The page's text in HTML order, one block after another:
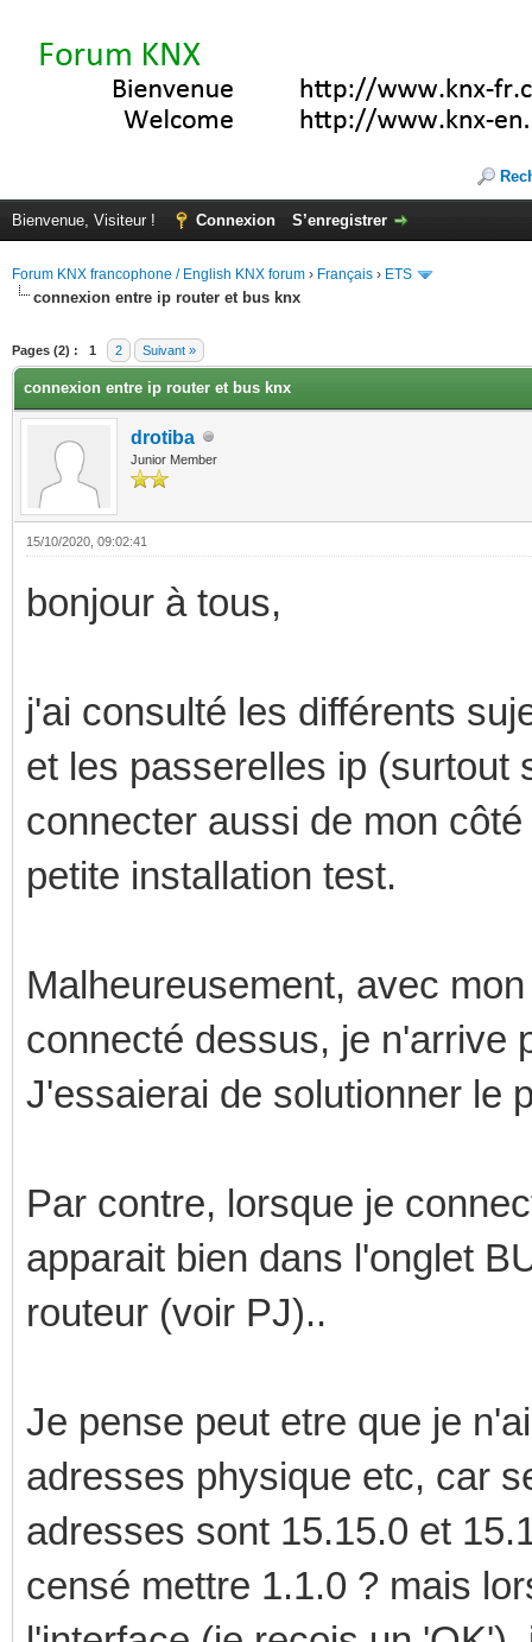
Bienvenue, Visiteur ! Connexion S’enregistrer
Forum KNX francophone / English KNX forum › Français › ETS
connexion entre ip router et bus knx
Pages (2) : 1 2 Suivant »
connexion entre ip router et bus knx
drotiba
Junior Member
15/10/2020, 09:02:41
bonjour à tous,
j'ai consulté les différents
et les passerelles ip (surtout
connecter aussi de mon
petite installation test.
Malheureusement, avec
connecté dessus, je n'arrive
J'essaierai de solutionner le
Par contre, lorsque je
apparait bien dans l'onglet
routeur (voir PJ)..
Je pense peut etre que je
adresses physique etc, car
adresses sont 15.15.0 et
censé mettre 1.1.0 ? mais